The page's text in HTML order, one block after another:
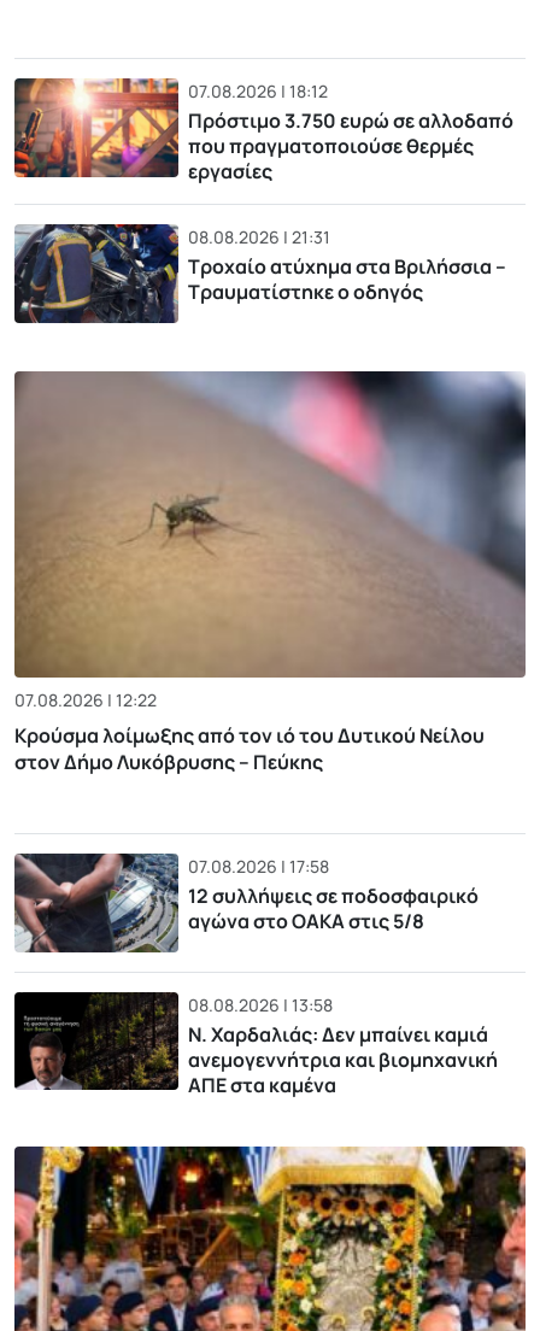
07.08.2026 | 18:12
Πρόστιμο 3.750 ευρώ σε αλλοδαπό
που πραγματοποιούσε θερμές
εργασίες
08.08.2026 | 21:31
Τροχαίο ατύχημα στα Βριλήσσια –
Τραυματίστηκε ο οδηγός
07.08.2026 | 12:22
Κρούσμα λοίμωξης από τον ιό του Δυτικού Νείλου
στον Δήμο Λυκόβρυσης – Πεύκης
07.08.2026 | 17:58
12 συλλήψεις σε ποδοσφαιρικό
αγώνα στο ΟΑΚΑ στις 5/8
08.08.2026 | 13:58
Ν. Χαρδαλιάς: Δεν μπαίνει καμιά
ανεμογεννήτρια και βιομηχανική
ΑΠΕ στα καμένα